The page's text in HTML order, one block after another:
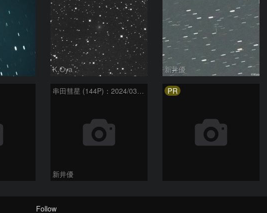
K.Oya 新井優
串田彗星 (144P)：2024/03/27
新井優
PR
Follow